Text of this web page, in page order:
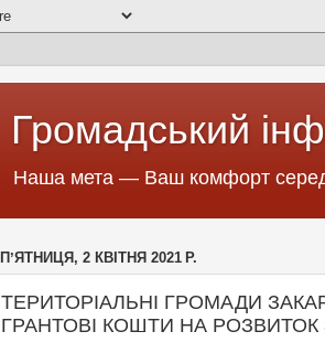
Громадський
Наша мета — Ваш комфорт серед
ПʼЯТНИЦЯ, 2 КВІТНЯ 2021 Р.
ТЕРИТОРІАЛЬНІ ГРОМАДИ
ГРАНТОВІ КОШТИ НА РОЗВИТОК